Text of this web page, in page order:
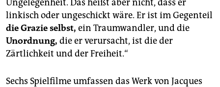
Ungelegenheit. Das heißt aber nicht, dass er
linkisch oder ungeschickt wäre. Er ist im Gegenteil
die Grazie selbst, ein Traumwandler, und die
Unordnung, die er verursacht, ist die der
Zärtlichkeit und der Freiheit.“
Sechs Spielfilme umfassen das Werk von Jacques